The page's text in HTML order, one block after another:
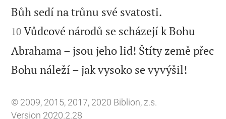
Bůh sedí na trůnu své svatosti.
10 Vůdcové národů se scházejí k Bohu
Abrahama – jsou jeho lid! Štíty země přec
Bohu náleží – jak vysoko se vyvýšil!
© 2009, 2015, 2017, 2020 Biblion, z.s.
Version 2020.2.28